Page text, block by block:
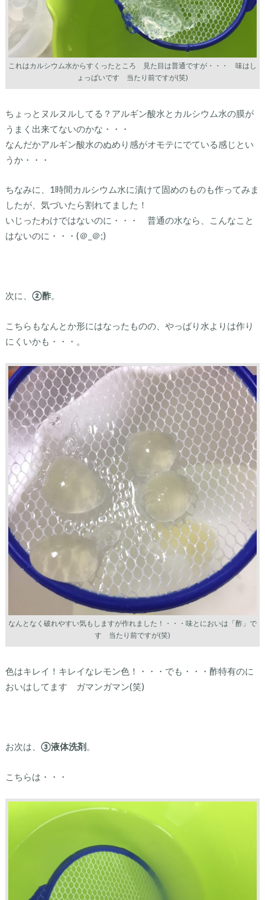
これはカルシウム水からすくったところ 見た目は普通ですが・・・ 味はし
ょっぱいです 当たり前ですが(笑)
ちょっとヌルヌルしてる？アルギン酸水とカルシウム水の膜が
うまく出来てないのかな・・・
なんだかアルギン酸水のぬめり感がオモテにでている感じとい
うか・・・
ちなみに、1時間カルシウム水に漬けて固めのものも作ってみま
したが、気づいたら割れてました！
いじったわけではないのに・・・ 普通の水なら、こんなこと
はないのに・・・(＠_＠;)
次に、 ②酢。
こちらもなんとか形にはなったものの、やっぱり水よりは作り
にくいかも・・・。
なんとなく破れやすい気もしますが作れました！・・・味とにおいは「酢」で
す 当たり前ですが(笑)
色はキレイ！キレイなレモン色！・・・でも・・・酢特有のに
おいはしてます ガマンガマン(笑)
お次は、 ③液体洗剤。
こちらは・・・